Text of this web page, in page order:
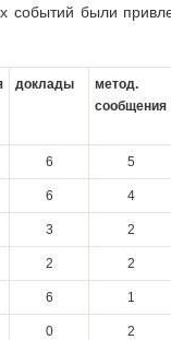
событий были
доклады
метод.
сообщения
6 5
6 4
3 2
2 2
6 1
0 2